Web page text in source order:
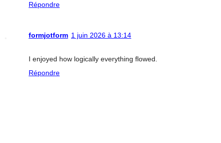
Répondre
formjotform 1 juin 2026 à 13:14
I enjoyed how logically everything flowed.
Répondre